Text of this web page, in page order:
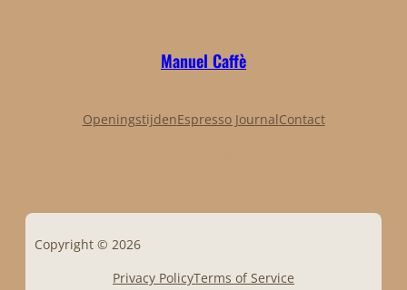
Manuel Caffè
OpeningstijdenEspresso JournalContact
Copyright © 2026
Privacy PolicyTerms of Service